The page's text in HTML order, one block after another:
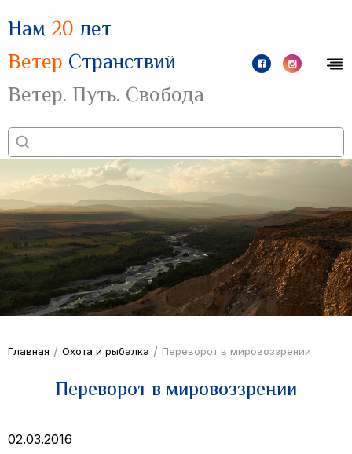
Нам 20 лет
Ветер Странствий
Ветер. Путь. Свобода
Главная / Охота и рыбалка / Переворот в мировоззрении
Переворот в мировоззрении
02.03.2016